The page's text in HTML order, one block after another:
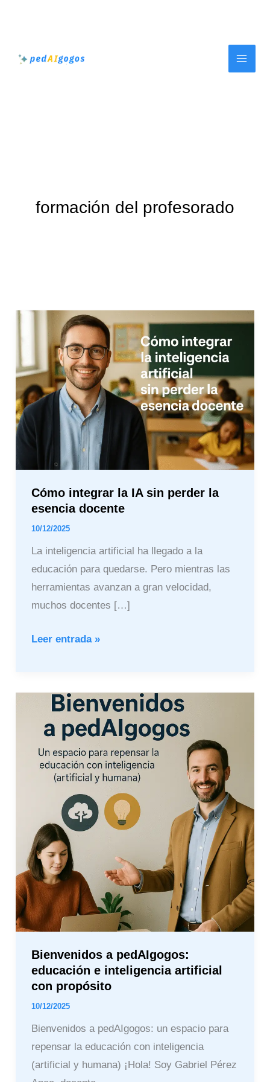
formación del profesorado
Cómo integrar la IA sin perder la
esencia docente
10/12/2025
La inteligencia artificial ha llegado a la
educación para quedarse. Pero mientras las
herramientas avanzan a gran velocidad,
muchos docentes […]
integrar
IA
sin
perder
la
esencia
docente
Leer entrada »
Bienvenidos a pedAIgogos:
educación e inteligencia artificial
con propósito
10/12/2025
Bienvenidos a pedAIgogos: un espacio para
repensar la educación con inteligencia
(artificial y humana) ¡Hola! Soy Gabriel Pérez
Bienvenidos
pedAIgogos:
educación
inteligencia
artificial
con
propósito